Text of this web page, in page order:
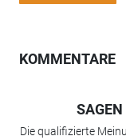
KOMMENTARE
Die qualifizierte